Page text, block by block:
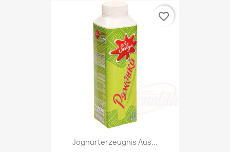
Joghurterzeugnis Aus...
favorite_border